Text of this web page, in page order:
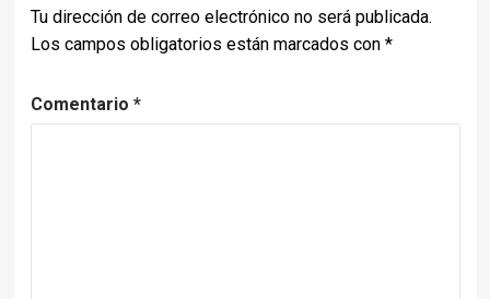
Tu dirección de correo electrónico no será publicada.
Los campos obligatorios están marcados con *
Comentario *